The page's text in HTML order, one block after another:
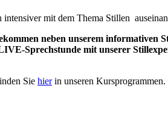
mit dem Thema Stillen
neben unserem informativen
Sprechstunde mit unserer
Sie hierin unseren Kursprogrammen.